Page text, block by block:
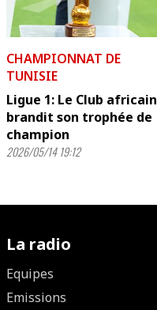
CHAMPIONNAT DE
TUNISIE
Ligue 1: Le Club africain
brandit son trophée de
champion
2026/05/14 19:12
La radio
Equipes
Emissions